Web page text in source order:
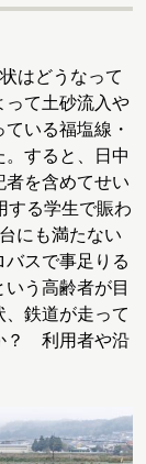
はどうなって
って土砂流入や
いる福塩線・
すると、日中
者を含めてせい
する学生で賑わ
にも満たない
スで事足りる
う高齢者が目
鉄道が走って
？ 利用者や沿